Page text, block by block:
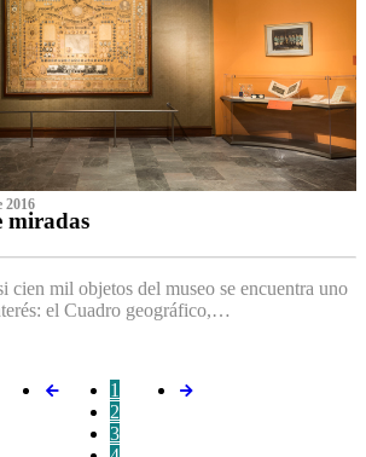
2016
miradas
cien mil objetos del museo se encuentra uno
el Cuadro geográfico,…
1
2
3